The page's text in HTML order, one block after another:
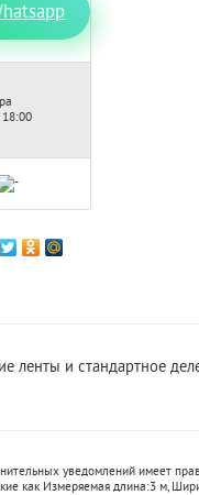
ленты и стандартное
уведомлений имеет
как Измеряемая длина:3 м,